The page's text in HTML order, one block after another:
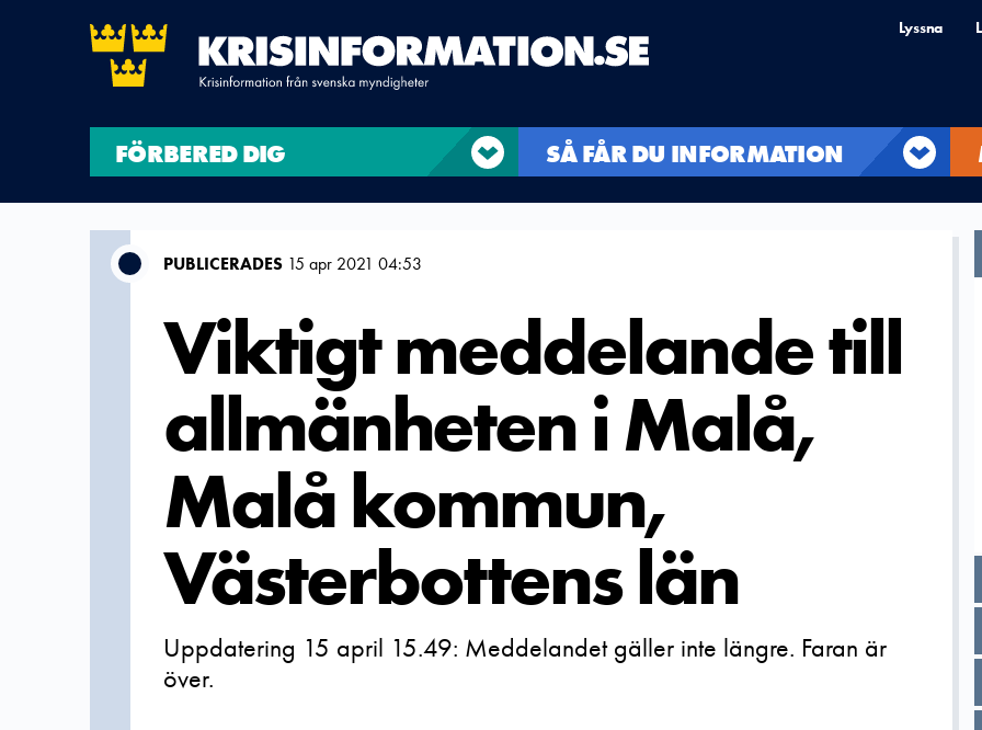
Lyssna
FÖRBERED DIG SÅ FÅR DU INFORMATION
PUBLICERADES 15 apr 2021 04:53
Viktigt meddelande till
allmänheten i Malå,
Malå kommun,
Västerbottens län
Uppdatering 15 april 15.49: Meddelandet gäller inte längre. Faran är
över.